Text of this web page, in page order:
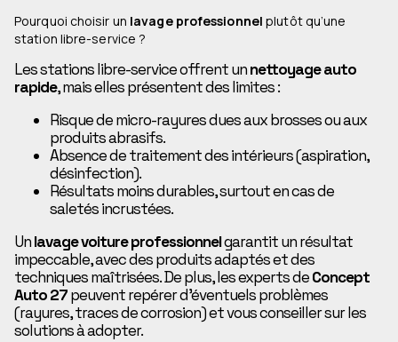
Pourquoi choisir un lavage professionnel plutôt qu’une
station libre-service ?
Les stations libre-service offrent unnettoyage auto
rapide, mais elles présentent des limites :
Risque de micro-rayures dues aux brosses ou aux
produits abrasifs.
Absence de traitement des intérieurs (aspiration,
désinfection).
Résultats moins durables, surtout en cas de
saletés incrustées.
Unlavage voiture professionnelgarantit un résultat
impeccable, avec des produits adaptés et des
techniques maîtrisées. De plus, les experts deConcept
Auto 27peuvent repérer d’éventuels problèmes
(rayures, traces de corrosion) et vous conseiller sur les
solutions à adopter.